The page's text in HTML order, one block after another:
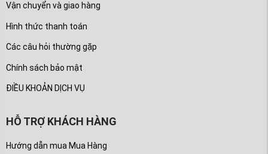
Vận chuyển và giao hàng
Hình thức thanh toán
Các câu hỏi thường gặp
Chính sách bảo mật
ĐIỀU KHOẢN DỊCH VỤ
HỖ TRỢ KHÁCH HÀNG
Hướng dẫn mua Mua Hàng